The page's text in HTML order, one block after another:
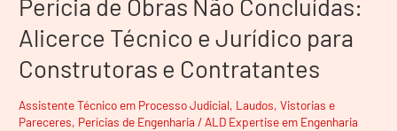
Perícia de Obras Não Concluídas:
Alicerce Técnico e Jurídico para
Construtoras e Contratantes
Assistente Técnico em Processo Judicial, Laudos, Vistorias e
Pareceres, Perícias de Engenharia / ALD Expertise em Engenharia